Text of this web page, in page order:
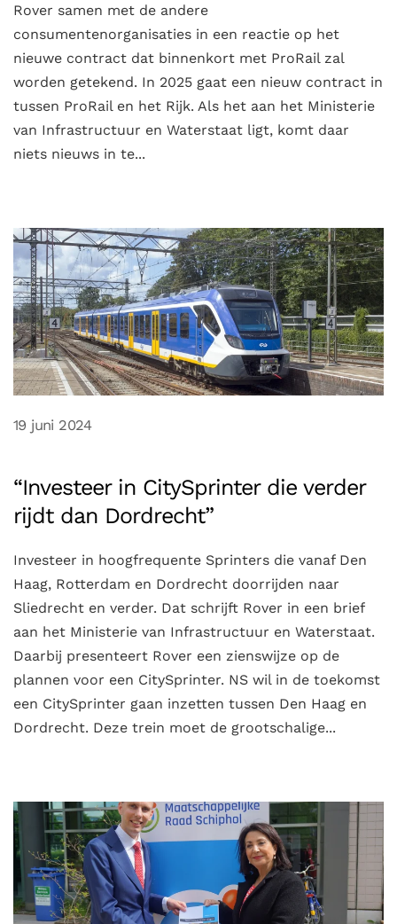
Rover samen met de andere
consumentenorganisaties in een reactie op het
nieuwe contract dat binnenkort met ProRail zal
worden getekend. In 2025 gaat een nieuw contract in
tussen ProRail en het Rijk. Als het aan het Ministerie
van Infrastructuur en Waterstaat ligt, komt daar
niets nieuws in te...
19 juni 2024
“Investeer in CitySprinter die verder
rijdt dan Dordrecht”
Investeer in hoogfrequente Sprinters die vanaf Den
Haag, Rotterdam en Dordrecht doorrijden naar
Sliedrecht en verder. Dat schrijft Rover in een brief
aan het Ministerie van Infrastructuur en Waterstaat.
Daarbij presenteert Rover een zienswijze op de
plannen voor een CitySprinter. NS wil in de toekomst
een CitySprinter gaan inzetten tussen Den Haag en
Dordrecht. Deze trein moet de grootschalige...